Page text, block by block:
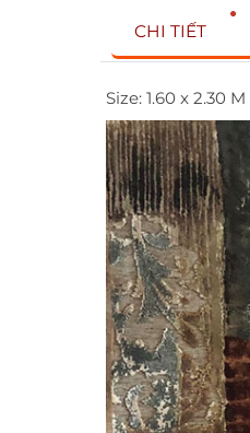
CHI TIẾT
Size: 1.60 x 2.30 M